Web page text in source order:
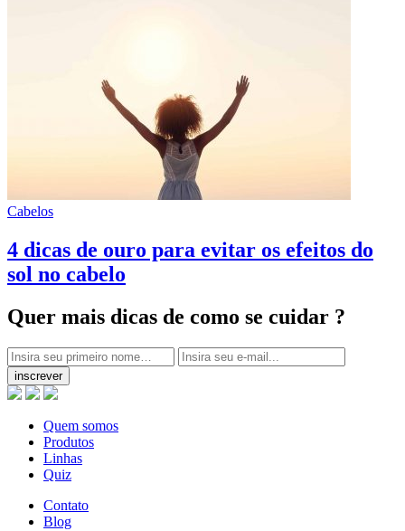
Cabelos
4 dicas de ouro para evitar os efeitos do
sol no cabelo
Quer mais dicas de como se cuidar ?
inscrever
Quem somos
Produtos
Linhas
Quiz
Contato
Blog